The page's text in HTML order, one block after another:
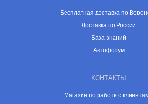
Бесплатная доставка по
Доставка по России
База знаний
Автофорум
КОНТАКТЫ
Магазин по работе с